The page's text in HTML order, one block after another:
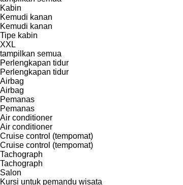
Kabin
Kemudi kanan
Kemudi kanan
Tipe kabin
XXL
tampilkan semua
Perlengkapan tidur
Perlengkapan tidur
Airbag
Airbag
Pemanas
Pemanas
Air conditioner
Air conditioner
Cruise control (tempomat)
Cruise control (tempomat)
Tachograph
Tachograph
Salon
Kursi untuk pemandu wisata